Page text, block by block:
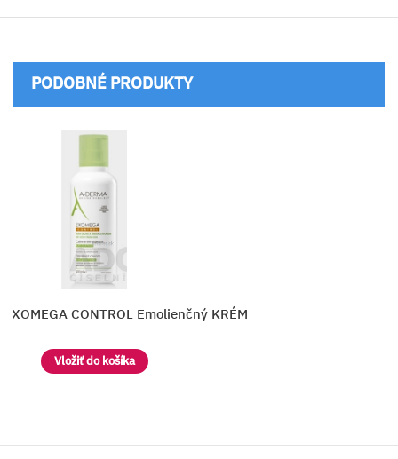
PODOBNÉ PRODUKTY
CONTROL Emolienčný KRÉM
Vložiť do košíka